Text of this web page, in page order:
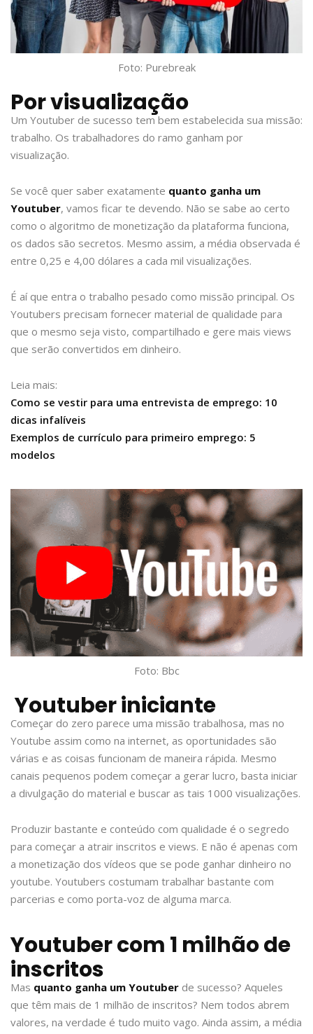
Foto: Purebreak
Por visualização
Um Youtuber de sucesso tem bem estabelecida sua missão:
trabalho. Os trabalhadores do ramo ganham por
visualização.
Se você quer saber exatamente quanto ganha um
Youtuber, vamos ficar te devendo. Não se sabe ao certo
como o algoritmo de monetização da plataforma funciona,
os dados são secretos. Mesmo assim, a média observada é
entre 0,25 e 4,00 dólares a cada mil visualizações.
É aí que entra o trabalho pesado como missão principal. Os
Youtubers precisam fornecer material de qualidade para
que o mesmo seja visto, compartilhado e gere mais views
que serão convertidos em dinheiro.
Leia mais:
Como se vestir para uma entrevista de emprego: 10
dicas infalíveis
Exemplos de currículo para primeiro emprego: 5
modelos
Foto: Bbc
Youtuber iniciante
Começar do zero parece uma missão trabalhosa, mas no
Youtube assim como na internet, as oportunidades são
várias e as coisas funcionam de maneira rápida. Mesmo
canais pequenos podem começar a gerar lucro, basta iniciar
a divulgação do material e buscar as tais 1000 visualizações.
Produzir bastante e conteúdo com qualidade é o segredo
para começar a atrair inscritos e views. E não é apenas com
a monetização dos vídeos que se pode ganhar dinheiro no
youtube. Youtubers costumam trabalhar bastante com
parcerias e como porta-voz de alguma marca.
Youtuber com 1 milhão de
inscritos
Mas quanto ganha um Youtuber de sucesso? Aqueles
que têm mais de 1 milhão de inscritos? Nem todos abrem
valores, na verdade é tudo muito vago. Ainda assim, a média